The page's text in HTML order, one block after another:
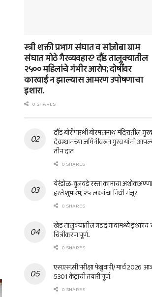
स्त्री शक्ती प्रभाग संघात व सांजोबा ग्राम
संघात मोठे गैरव्यवहार? दौंड तालुक्यातील
२५०० महिलांचे गंभीर आरोप; दोषींवर
कारवाई न झाल्यास आमरण उपोषणाचा
इशारा.
0 SHARES
दौंड बोरीपारधी बोरमलनाथ मंदिरातील
देवस्थानच्या जमिनीवरून गुरव यांनी
तीन दात
0 SHARES
येरंडोळ-बुजवडे रस्ता कामाचा अशोकअण्णा
हस्ते शुभारंभ; २५ लाखांचा निधी मंजूर
0 SHARES
खेड तालुक्यातील गडद गावामध्ये इश्काच
चित्रीकरण पूर्ण..
0 SHARES
एस.एस.सी.परीक्षा फेब्रुवारी/ मार्च 2026
5301 केंद्राची तयारी पूर्ण.
0 SHARES